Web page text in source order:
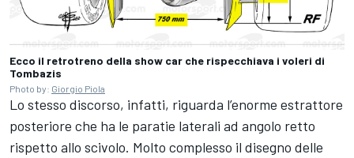
Ecco il retrotreno della show car che rispecchiava i voleri di
Tombazis
Photo by: Giorgio Piola
Lo stesso discorso, infatti, riguarda l’enorme estrattore
posteriore che ha le paratie laterali ad angolo retto
rispetto allo scivolo. Molto complesso il disegno delle